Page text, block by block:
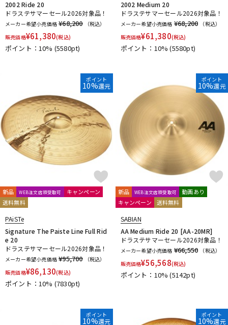
SlapKlatz
Slingerland SONOR SPINBAL
SPIZZICHINO
Super Light
T-Z
TACKLE INSTRUMENT
TAMBURO
TOSCO Trick drums
VK DRUMS
WAMBOOKA
wincent
WorldMax Zildjian
他
キョーリツ リットーミュージック
建光ドラム工房
小出 koide
FRANKEN CYMBAL
ぼっち・ざ・ろっく！
Tandem Drums
2002 Ride 20
ドラステサマーセール2026対象品！
メーカー希望小売価格 ¥68,200
（税込）
販売価格¥61,380(税込)
ポイント：10% (5580pt)
2002 Medium 20
ドラステサマーセール2026対象品！
メーカー希望小売価格 ¥68,200
（税込）
販売価格¥61,380(税込)
ポイント：10%(5580pt)
ポイント
10%還元
新品 WEB注文店頭受取可
キャンペーン
送料無料
PAiSTe
Signature The Paiste Line Full Rid
e 20
ドラステサマーセール2026対象品！
メーカー希望小売価格 ¥95,700
（税込）
販売価格¥86,130(税込)
ポイント：10% (7830pt)
ポイント
10%還元
新品 WEB注文店頭受取可
動画あり
キャンペーン
送料無料
SABIAN
AA Medium Ride 20 [AA-20MR]
ドラステサマーセール2026対象品！
メーカー希望小売価格 ¥66,550
（税込）
販売価格¥56,568(税込)
ポイント：10%(5142pt)
ポイント
10%還元
ポイント
10%還元